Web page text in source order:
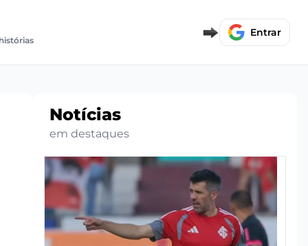
Entrar
Notícias
em destaques